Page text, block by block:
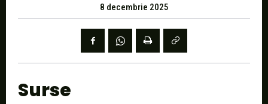
8 decembrie 2025
Surse